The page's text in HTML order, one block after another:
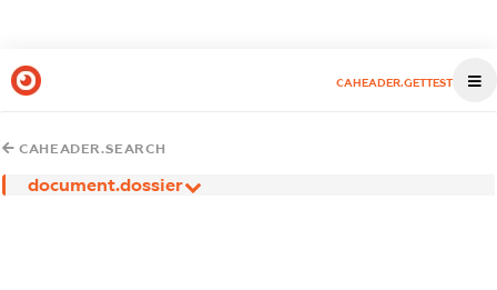
CAHEADER.GETTEST
CAHEADER.SEARCH
document.dossier